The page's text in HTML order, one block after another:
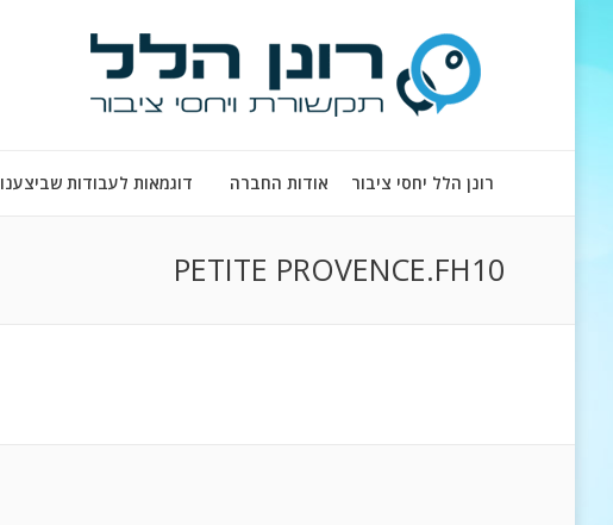
רונן הלל יחסי ציבור אודות החברה דוגמאות לעבודות שביצענו
PETITE PROVENCE.FH10